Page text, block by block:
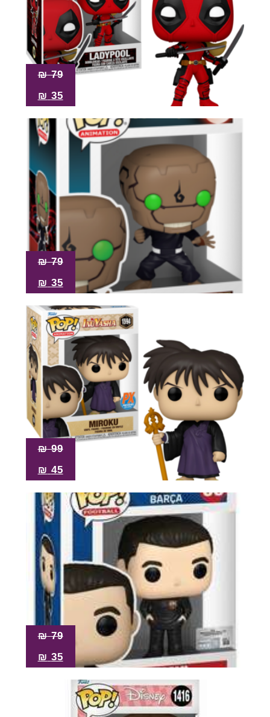
79
₪
35
₪
79
₪
35
₪
99
₪
45
₪
79
₪
35
₪